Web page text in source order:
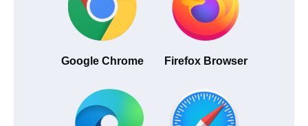
Google Chrome Firefox Browser